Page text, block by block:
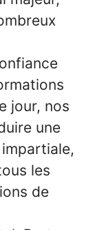
jour, nos
une
les
de